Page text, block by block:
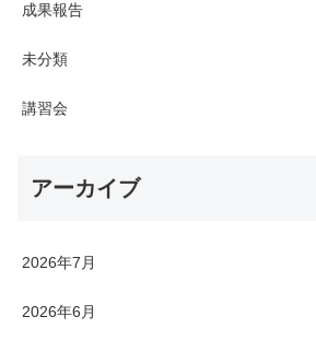
成果報告
未分類
講習会
アーカイブ
2026年7月
2026年6月